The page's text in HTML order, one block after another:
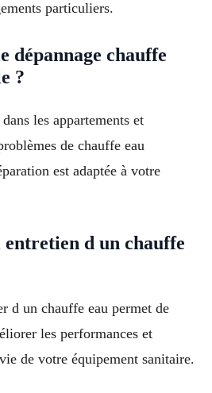
particuliers.
dépannage chauffe
?
les appartements et
de chauffe eau
est adaptée à votre
entretien d un chauffe
d un chauffe eau permet de
les performances et
de votre équipement sanitaire.